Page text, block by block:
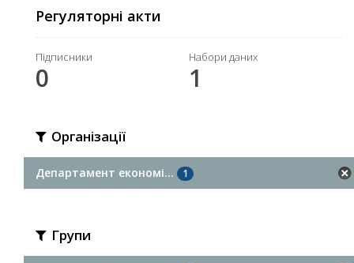
Регуляторні акти
Підписники
0
Набори даних
1
Організації
Департамент економі... 1
Групи